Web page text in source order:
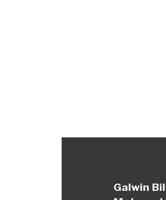
Galwin